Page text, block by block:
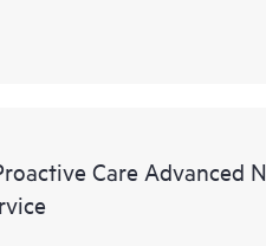
Care Advanced